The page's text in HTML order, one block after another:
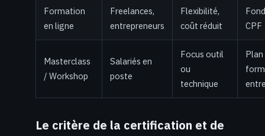
Formation
en ligne
Freelances,
entrepreneurs
Flexibilité,
coût réduit
CPF
Masterclass
/ Workshop
Salariés en
poste
Focus outil
ou
technique
Plan
Le critère de la certification et de